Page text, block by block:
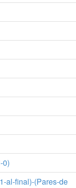
0)
al-final)-(Pares-de